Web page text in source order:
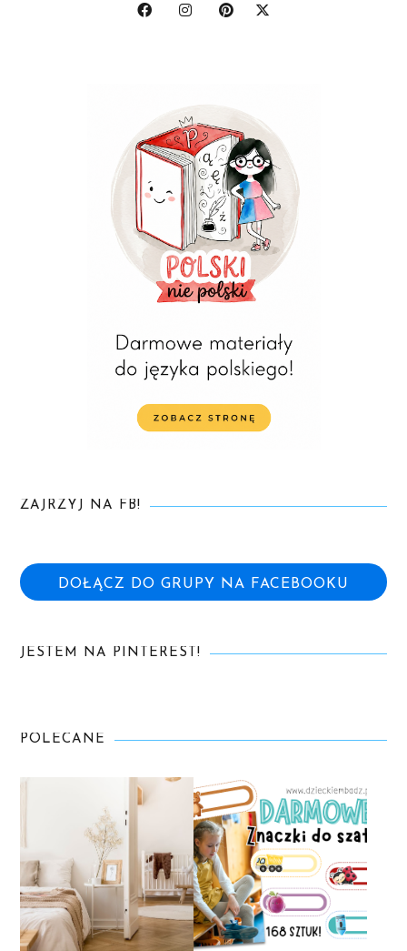
ZAJRZYJ NA FB!
DOŁĄCZ DO GRUPY NA FACEBOOKU
JESTEM NA PINTEREST!
POLECANE